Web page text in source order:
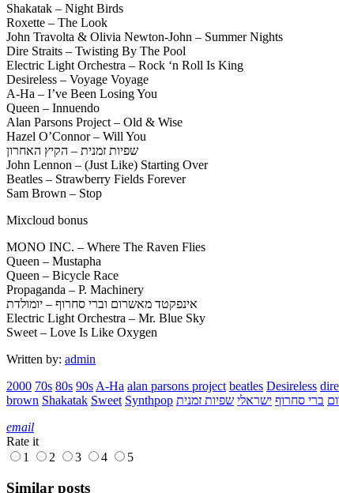
Shakatak – Night Birds
Roxette – The Look
John Travolta & Olivia Newton-John – Summer Nights
Dire Straits – Twisting By The Pool
Electric Light Orchestra – Rock ‘n Roll Is King
Desireless – Voyage Voyage
A-Ha – I’ve Been Losing You
Queen – Innuendo
Alan Parsons Project – Old & Wise
Hazel O’Connor – Will You
שפיות זמנית – הקיץ האחרון
John Lennon – (Just Like) Starting Over
Beatles – Strawberry Fields Forever
Sam Brown – Stop
Mixcloud bonus
MONO INC. – Where The Raven Flies
Queen – Mustapha
Queen – Bicycle Race
Propaganda – P. Machinery
אינפקטד מאשרום וברי סחרוף – יומולדת
Electric Light Orchestra – Mr. Blue Sky
Sweet – Love Is Like Oxygen
Written by: admin
2000 70s 80s 90s A-Ha alan parsons project beatles Desireless
brown Shakatak Sweet Synthpop ברי סחרוף ישראלי שפיות זמנית
email
Rate it
1
2 3 4 5
Similar posts